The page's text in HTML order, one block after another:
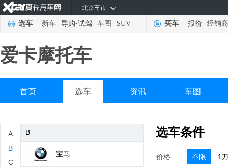
北京车市
选车 新车 导购•试驾 车图 SUV 买车 报价 经销商
爱卡摩托车
首页 选车 资讯 车图
A
B
C
ADIVA
B
宝马
选车条件
价格: 不限 1